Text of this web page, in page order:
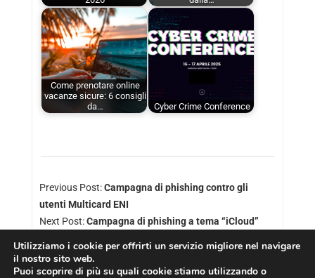
Come prenotare online
vacanze sicure: 6 consigli
da…
Cyber Crime Conference
Previous Post:Campagna di phishing contro gli
utenti Multicard ENI
Next Post:Campagna di phishing a tema “iCloud”
Utilizziamo i cookie per offrirti un servizio migliore nel navigare
il nostro sito web.
Puoi scoprire di più su quali cookie stiamo utilizzando o